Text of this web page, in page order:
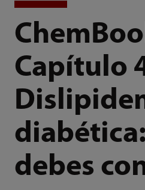
Capítulo
debes